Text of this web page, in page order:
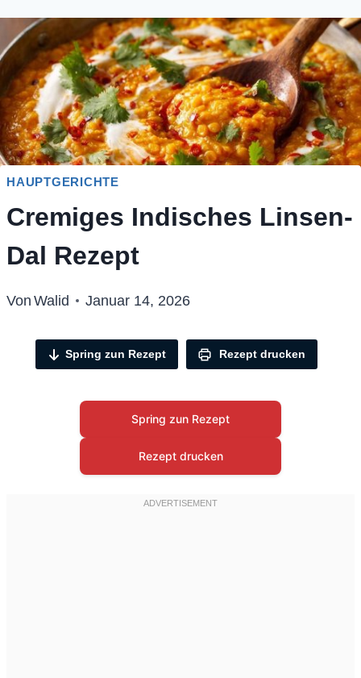
HAUPTGERICHTE
Cremiges Indisches Linsen-
Dal Rezept
Von Walid Januar 14, 2026
Spring zun Rezept Rezept drucken
Spring zun Rezept
Rezept drucken